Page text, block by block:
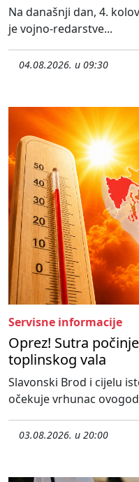
Na današnji dan, 4.
je vojno-redarstve...
04.08.2026. u 09:30
Servisne informacije
Oprez! Sutra
toplinskog vala
Slavonski Brod i cijelu
očekuje vrhunac
03.08.2026. u 20:00